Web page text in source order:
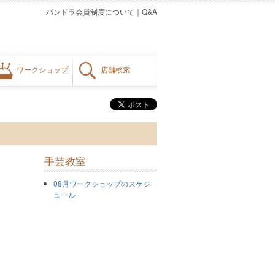
ワークショップ 店舗検索
Q&A
｜
パンドラ会員制度について
手芸教室
08月ワークショップのスケジ
ュール